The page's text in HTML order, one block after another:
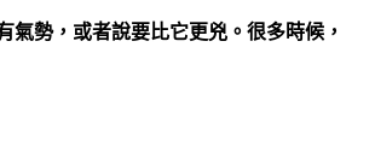
勢，或者說要比它更兇。很多時候，